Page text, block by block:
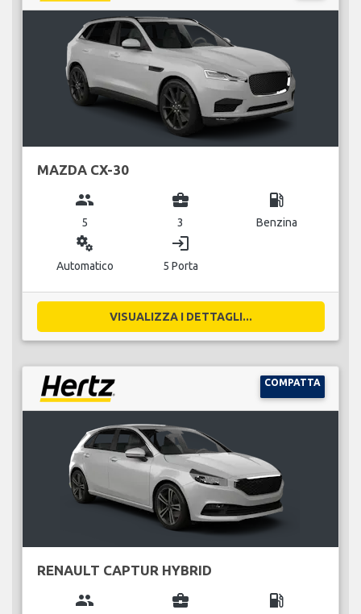
MAZDA CX-30
group
5
business_center
3
local_gas_station
Benzina
miscellaneous_services
Automatico
login
5 Porta
VISUALIZZA I DETTAGLI...
COMPATTA
RENAULT CAPTUR HYBRID
group business_center local_gas_station